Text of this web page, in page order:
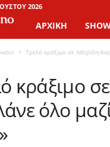
2026
a
ΑΡΧΙΚΉ
Τρελό κράξιμο σε Αθερίδη-
κράξιμο
όλο